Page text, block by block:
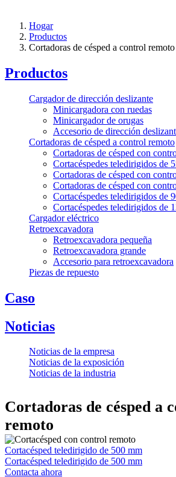
Hogar
Productos
Cortadoras de césped a control remoto
Productos
Cargador de dirección deslizante
Minicargadora con ruedas
Minicargador de orugas
Accesorio de dirección
Cortadoras de césped a control remoto
Cortadoras de césped con
Cortacéspedes teledirigidos de
Cortadoras de césped con
Cortadoras de césped con
Cortacéspedes teledirigidos de
Cortacéspedes teledirigidos de
Cargador eléctrico
Retroexcavadora
Retroexcavadora pequeña
Retroexcavadora grande
Accesorio para retroexcavadora
Piezas de repuesto
Caso
Noticias
Noticias de la empresa
Noticias de la exposición
Noticias de la industria
Cortadoras de césped a
remoto
Cortacésped teledirigido de 500 mm
Cortacésped teledirigido de 500 mm
Contacta ahora